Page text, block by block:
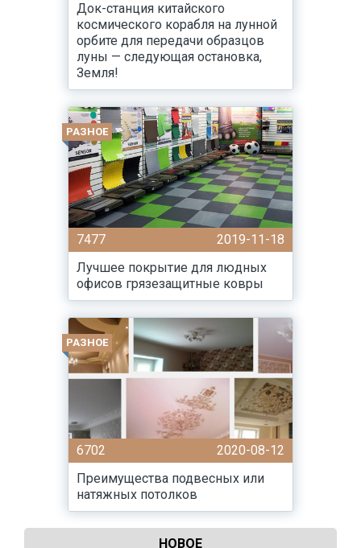
Док-станция китайского
космического корабля на лунной
орбите для передачи образцов
луны — следующая остановка,
Земля!
РАЗНОЕ
7477
2019-11-18
Лучшее покрытие для людных
офисов грязезащитные ковры
РАЗНОЕ
6702
2020-08-12
Преимущества подвесных или
натяжных потолков
НОВОЕ